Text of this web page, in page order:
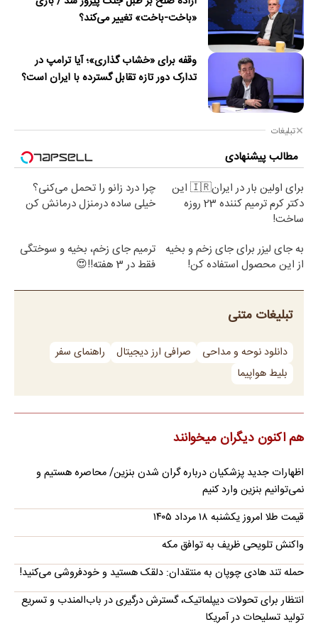
«باخت-باخت» تغییر می‌کند؟
وقفه برای «خشاب گذاری»؛ آیا ترامپ در
تدارک دور تازه تقابل گسترده با ایران است؟
تبلیغات
مطالب پیشنهادی
برای اولین بار در ایران🇮🇷 این
دکتر کرم ترمیم کننده 23 روزه
ساخت!
چرا درد زانو را تحمل می‌کنی؟
خیلی ساده درمنزل درمانش کن
به جای لیزر برای جای زخم و بخیه
از این محصول استفاده کن!
ترمیم جای زخم، بخیه و سوختگی
فقط در 3 هفته!!😍
تبلیغات متنی
دانلود نوحه و مداحی صرافی ارز دیجیتال
راهنمای سفر
بلیط هواپیما
هم اکنون دیگران میخوانند
اظهارات جدید پزشکیان درباره گران شدن بنزین/ محاصره هستیم و
نمی‌توانیم بنزین وارد کنیم
قیمت طلا امروز یکشنبه ۱۸ مرداد ۱۴۰۵
واکنش تلویحی ظریف به توافق مکه
حمله تند هادی چوپان به منتقدان: دلقک هستید و خودفروشی می‌کنید!
انتظار برای تحولات دیپلماتیک، گسترش درگیری در باب‌المندب و تسریع
تولید تسلیحات در آمریکا